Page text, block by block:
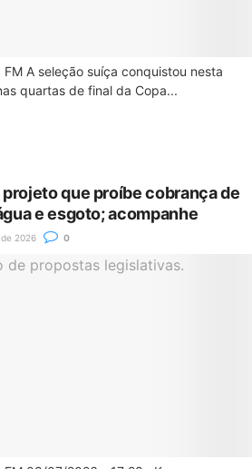
FM A seleção suíça conquistou nesta
quartas de final da Copa...
que proíbe cobrança de
e esgoto; acompanhe
2026 0